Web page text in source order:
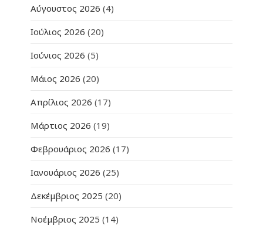
Αύγουστος 2026 (4)
Ιούλιος 2026 (20)
Ιούνιος 2026 (5)
Μάιος 2026 (20)
Απρίλιος 2026 (17)
Μάρτιος 2026 (19)
Φεβρουάριος 2026 (17)
Ιανουάριος 2026 (25)
Δεκέμβριος 2025 (20)
Νοέμβριος 2025 (14)